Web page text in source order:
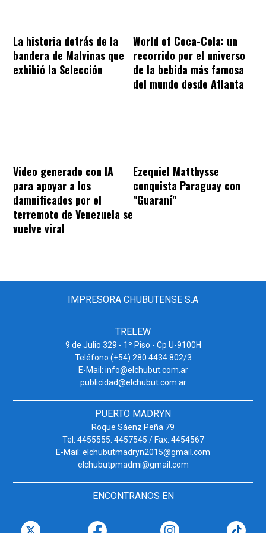
La historia detrás de la
bandera de Malvinas que
exhibió la Selección
World of Coca-Cola: un
recorrido por el universo
de la bebida más famosa
del mundo desde Atlanta
Video generado con IA
para apoyar a los
damnificados por el
terremoto de Venezuela se
vuelve viral
Ezequiel Matthysse
conquista Paraguay con
"Guaraní"
IMPRESORA CHUBUTENSE S.A
TRELEW
9 de Julio 329 - 1º Piso - Cp U-9100H
Teléfono (+54) 280 4434 802/3
E-Mail: info@elchubut.com.ar
publicidad@elchubut.com.ar
PUERTO MADRYN
Roque Sáenz Peña 79
Tel: 4455555. 4457545 / Fax: 4454567
E-Mail: elchubutmadryn2015@gmail.com
elchubutpmadmi@gmail.com
ENCONTRANOS EN